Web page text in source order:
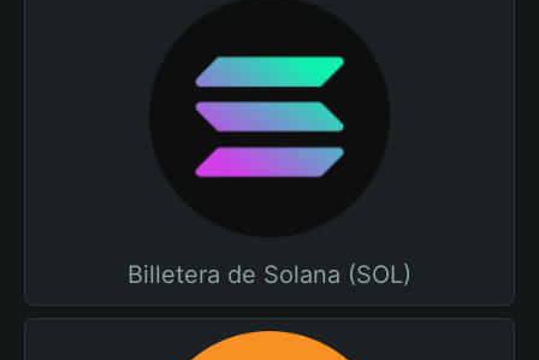
Billetera de Solana (SOL)